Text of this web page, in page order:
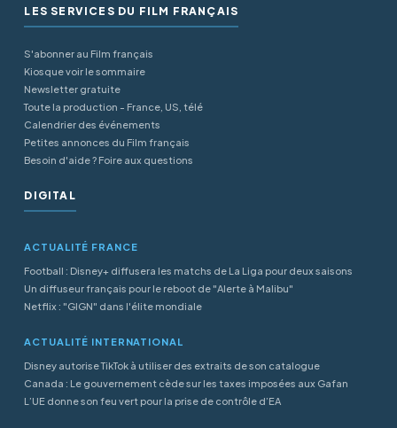
LES SERVICES DU FILM FRANÇAIS
S'abonner au Film français
Kiosque voir le sommaire
Newsletter gratuite
Toute la production - France, US, télé
Calendrier des événements
Petites annonces du Film français
Besoin d'aide ? Foire aux questions
DIGITAL
ACTUALITÉ FRANCE
Football : Disney+ diffusera les matchs de La Liga pour deux saisons
Un diffuseur français pour le reboot de "Alerte à Malibu"
Netflix : "GIGN" dans l'élite mondiale
ACTUALITÉ INTERNATIONAL
Disney autorise TikTok à utiliser des extraits de son catalogue
Canada : Le gouvernement cède sur les taxes imposées aux Gafan
L’UE donne son feu vert pour la prise de contrôle d’EA